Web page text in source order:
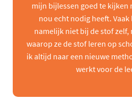
mijn bijlessen goed te kijken
nou echt nodig heeft.
namelijk niet bij de stof zelf,
waarop ze de stof leren op
ik altijd naar een nieuwe
werkt voor de